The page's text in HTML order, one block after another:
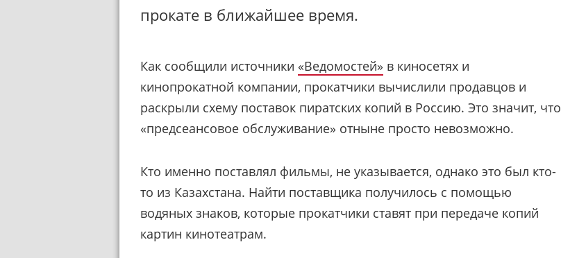
прокате в ближайшее время.
Как сообщили источники «Ведомостей» в киносетях и
кинопрокатной компании, прокатчики вычислили продавцов и
раскрыли схему поставок пиратских копий в Россию. Это значит, что
«предсеансовое обслуживание» отныне просто невозможно.
Кто именно поставлял фильмы, не указывается, однако это был кто-
то из Казахстана. Найти поставщика получилось с помощью
водяных знаков, которые прокатчики ставят при передаче копий
картин кинотеатрам.